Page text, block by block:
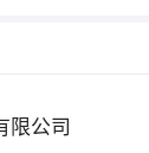
限公司